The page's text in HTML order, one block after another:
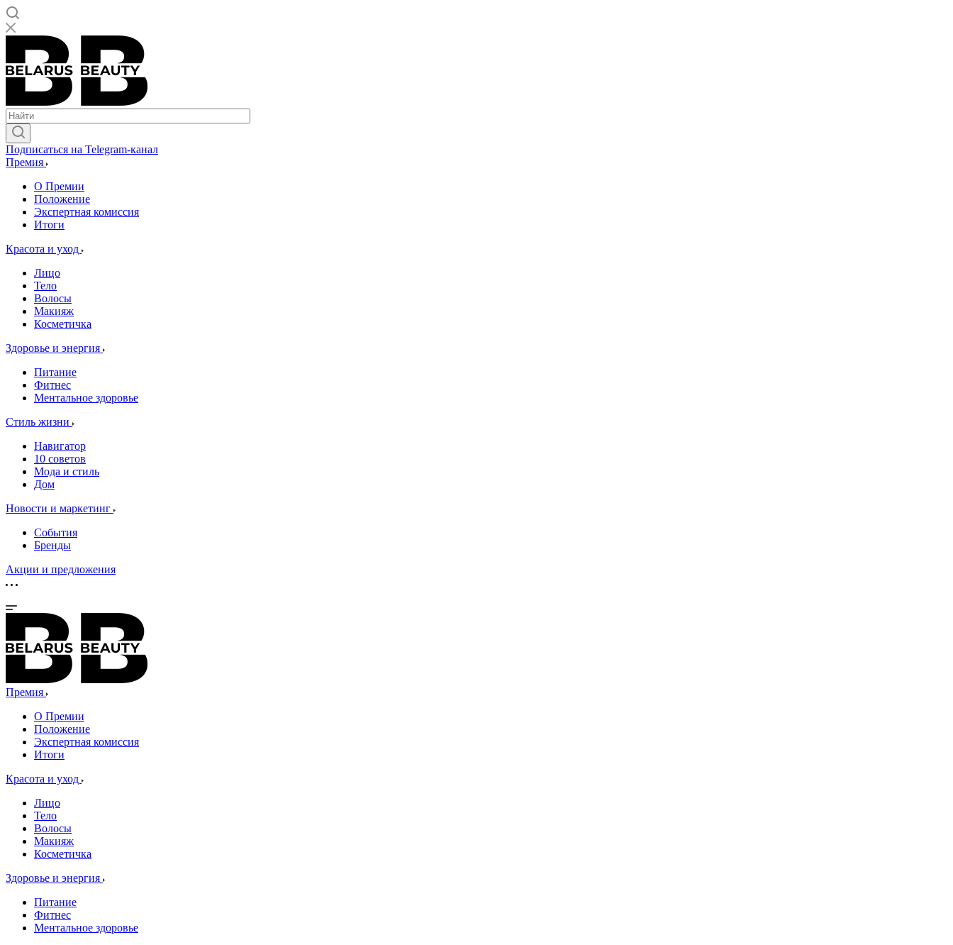
Подписаться на Telegram-канал
Премия
О Премии
Положение
Экспертная комиссия
Итоги
Красота и уход
Лицо
Тело
Волосы
Макияж
Косметичка
Здоровье и энергия
Питание
Фитнес
Ментальное здоровье
Стиль жизни
Навигатор
10 советов
Мода и стиль
Дом
Новости и маркетинг
События
Бренды
Акции и предложения
Премия
О Премии
Положение
Экспертная комиссия
Итоги
Красота и уход
Лицо
Тело
Волосы
Макияж
Косметичка
Здоровье и энергия
Питание
Фитнес
Ментальное здоровье